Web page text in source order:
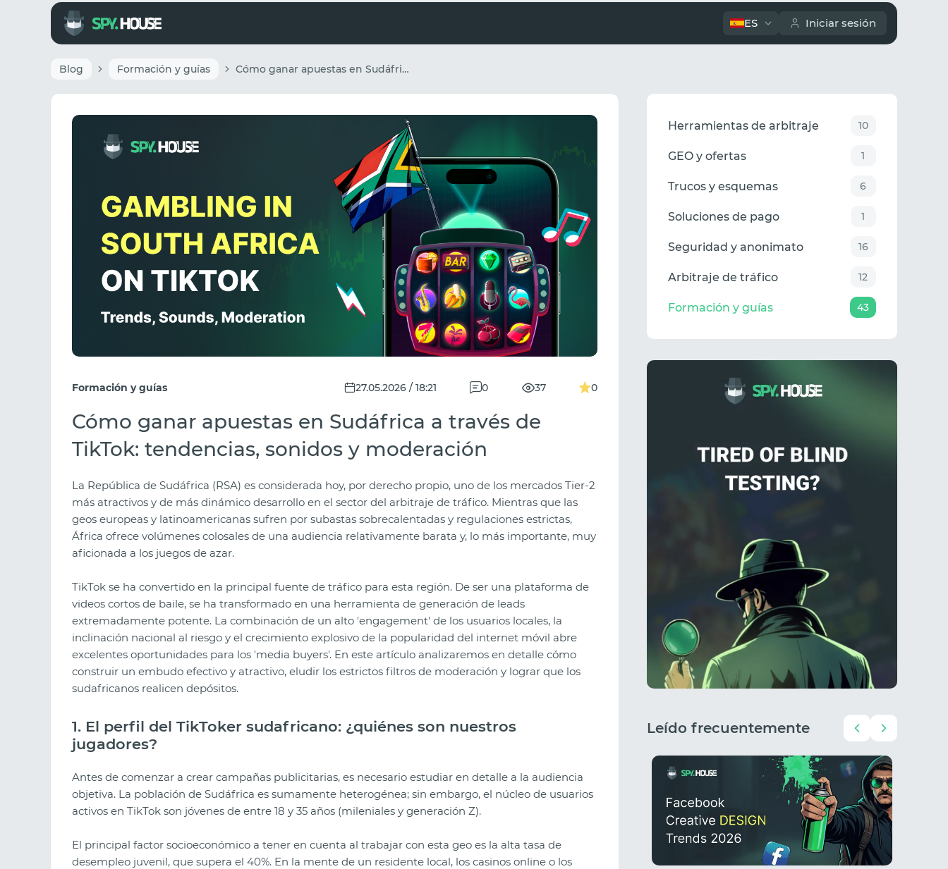
ES Iniciar sesión
Blog Formación y guías Cómo ganar apuestas en Sudáfrica a través de TikTok: tendencias, sonidos y moderación
Formación y guías 27.05.2026 / 18:21 0 37 0
Cómo ganar apuestas en Sudáfrica a través de
TikTok: tendencias, sonidos y moderación
La República de Sudáfrica (RSA) es considerada hoy, por derecho propio, uno de los mercados Tier-2
más atractivos y de más dinámico desarrollo en el sector del arbitraje de tráfico. Mientras que las
geos europeas y latinoamericanas sufren por subastas sobrecalentadas y regulaciones estrictas,
África ofrece volúmenes colosales de una audiencia relativamente barata y, lo más importante, muy
aficionada a los juegos de azar.
TikTok se ha convertido en la principal fuente de tráfico para esta región. De ser una plataforma de
videos cortos de baile, se ha transformado en una herramienta de generación de leads
extremadamente potente. La combinación de un alto 'engagement' de los usuarios locales, la
inclinación nacional al riesgo y el crecimiento explosivo de la popularidad del internet móvil abre
excelentes oportunidades para los 'media buyers'. En este artículo analizaremos en detalle cómo
construir un embudo efectivo y atractivo, eludir los estrictos filtros de moderación y lograr que los
sudafricanos realicen depósitos.
1. El perfil del TikToker sudafricano: ¿quiénes son nuestros
jugadores?
Antes de comenzar a crear campañas publicitarias, es necesario estudiar en detalle a la audiencia
objetiva. La población de Sudáfrica es sumamente heterogénea; sin embargo, el núcleo de usuarios
activos en TikTok son jóvenes de entre 18 y 35 años (mileniales y generación Z).
El principal factor socioeconómico a tener en cuenta al trabajar con esta geo es la alta tasa de
desempleo juvenil, que supera el 40%. En la mente de un residente local, los casinos online o los
Herramientas de arbitraje 10
GEO y ofertas 1
Trucos y esquemas 6
Soluciones de pago 1
Seguridad y anonimato 16
Arbitraje de tráfico 12
Formación y guías 43
Leído frecuentemente